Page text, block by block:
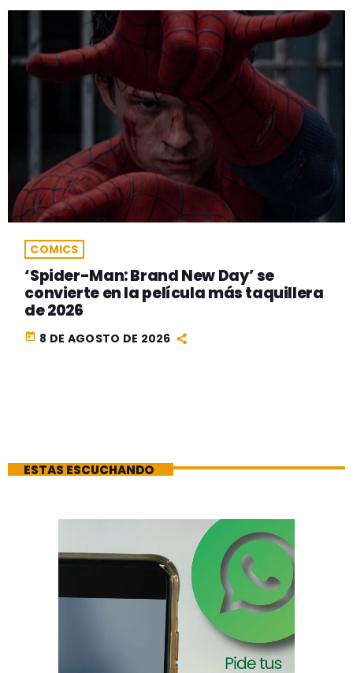
COMICS
‘Spider-Man: Brand New Day’ se
convierte en la película más taquillera
de 2026
today 8 DE AGOSTO DE 2026
ESTAS ESCUCHANDO